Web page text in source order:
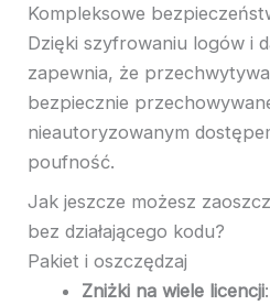
Kompleksowe
Dzięki szyfrowaniu logów i
zapewnia, że
bezpiecznie
nieautoryzowanym
poufność.
Jak jeszcze możesz
bez działającego kodu?
Pakiet i oszczędzaj
Zniżki na wiele licencji